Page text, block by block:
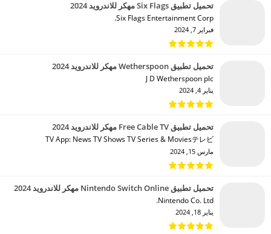
تحميل تطبيق Six Flags مهكر للاندرويد 2024
Six Flags Entertainment Corp.‏
فبراير 7, 2024
تحميل تطبيق Wetherspoon مهكر للاندرويد 2024
J D Wetherspoon plc‏
يناير 4, 2024
تحميل تطبيق Free Cable TV مهكر للاندرويد 2024
TV App: News TV Shows TV Series & Moviesテレビ‏
مارس 15, 2024
تحميل تطبيق Nintendo Switch Online مهكر للاندرويد 2024
Nintendo Co. Ltd.‏
يناير 18, 2024